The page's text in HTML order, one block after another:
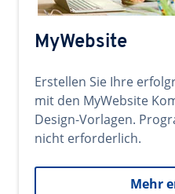
MyWebsite
Erstellen Sie Ihre
mit den MyWebsite
Design-Vorlagen.
nicht erforderlich.
Mehr